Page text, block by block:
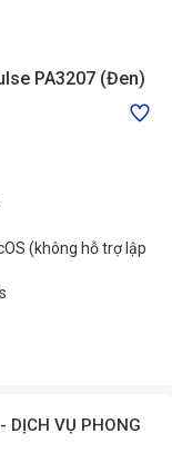
PA3207 (Đen)
(không hỗ trợ lập
DỊCH VỤ PHONG